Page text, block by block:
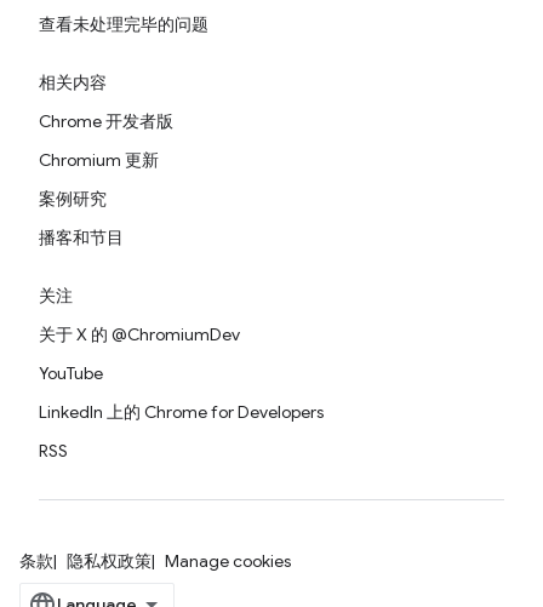
查看未处理完毕的问题
相关内容
Chrome 开发者版
Chromium 更新
案例研究
播客和节目
关注
关于 X 的 @ChromiumDev
YouTube
LinkedIn 上的 Chrome for Developers
RSS
条款 隐私权政策 Manage cookies